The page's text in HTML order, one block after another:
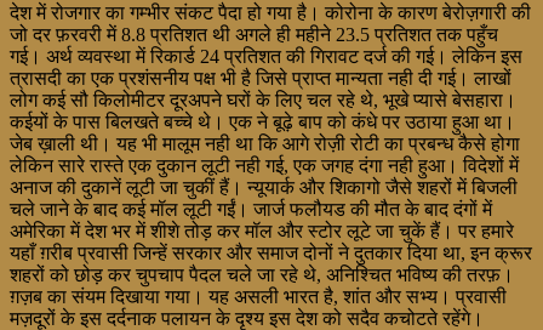
देश में रोजगार का गम्भीर संकट पैदा हो गया है। कोरोना के कारण बेरोज़गारी की
जो दर फ़रवरी में 8.8 प्रतिशत थी अगले ही महीने 23.5 प्रतिशत तक पहुँच
गई। अर्थ व्यवस्था में रिकार्ड 24 प्रतिशत की गिरावट दर्ज की गई। लेकिन इस
त्रासदी का एक प्रशंसनीय पक्ष भी है जिसे प्राप्त मान्यता नही दी गई। लाखों
लोग कई सौ किलोमीटर दूरअपने घरों के लिए चल रहे थे, भूखे प्यासे बेसहारा।
कईयों के पास बिलखते बच्चे थे। एक ने बूढ़े बाप को कंधे पर उठाया हुआ था।
जेब ख़ाली थी। यह भी मालूम नही था कि आगे रोज़ी रोटी का प्रबन्ध कैसे होगा
लेकिन सारे रास्ते एक दुकान लूटी नही गई, एक जगह दंगा नही हुआ। विदेशों में
अनाज की दुकानें लूटी जा चुकीं हैं। न्यूयार्क और शिकागो जैसे शहरों में बिजली
चले जाने के बाद कई मॉल लूटी गईं। जार्ज फलौयड की मौत के बाद दंगों में
अमेरिका में देश भर में शीशे तोड़ कर मॉल और स्टोर लूटे जा चुकें हैं। पर हमारे
यहाँ ग़रीब प्रवासी जिन्हें सरकार और समाज दोनों ने दुतकार दिया था, इन क्रूर
शहरों को छोड़ कर चुपचाप पैदल चले जा रहे थे, अनिश्चित भविष्य की तरफ़।
ग़ज़ब का संयम दिखाया गया। यह असली भारत है, शांत और सभ्य। प्रवासी
मज़दूरों के इस दर्दनाक पलायन के दृश्य इस देश को सदैव कचोटते रहेंगे।